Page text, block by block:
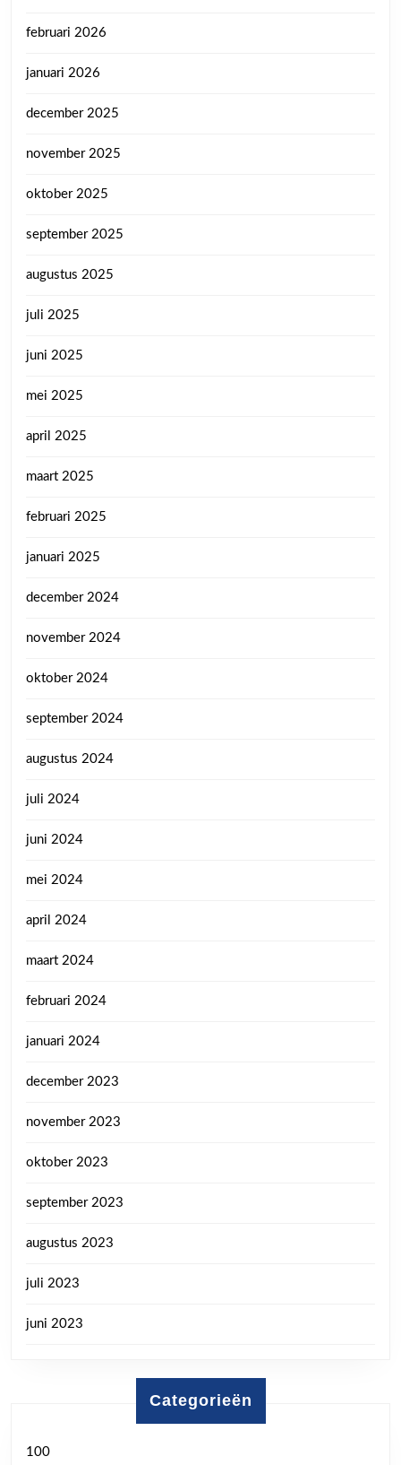
februari 2026
januari 2026
december 2025
november 2025
oktober 2025
september 2025
augustus 2025
juli 2025
juni 2025
mei 2025
april 2025
maart 2025
februari 2025
januari 2025
december 2024
november 2024
oktober 2024
september 2024
augustus 2024
juli 2024
juni 2024
mei 2024
april 2024
maart 2024
februari 2024
januari 2024
december 2023
november 2023
oktober 2023
september 2023
augustus 2023
juli 2023
juni 2023
Categorieën
100